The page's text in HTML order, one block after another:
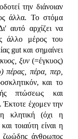
την διάνοιαν
άλλα. Το στόμα
αυτό αρχίζει να
άλλο μέρος του
gut και σημαίνει
ξυν(=έγκυος)
πέρας, πέρα, περ,
και το
πτώσεως και
. Έκτοτε έχομεν την
κλητική (όχι η
τοιαύτη είναι η
ζωώδης άνθρωπος